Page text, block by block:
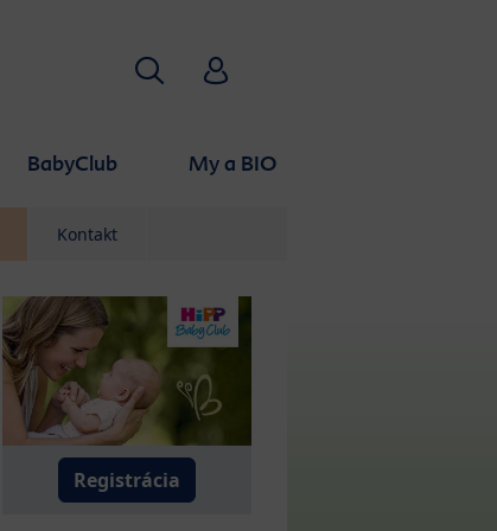
BabyClub My a BIO
HľadaťHiPP Babyclub
Kontakt
Registrácia